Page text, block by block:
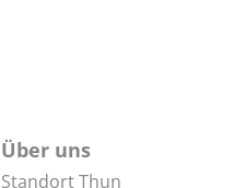
Über uns
Standort Thun